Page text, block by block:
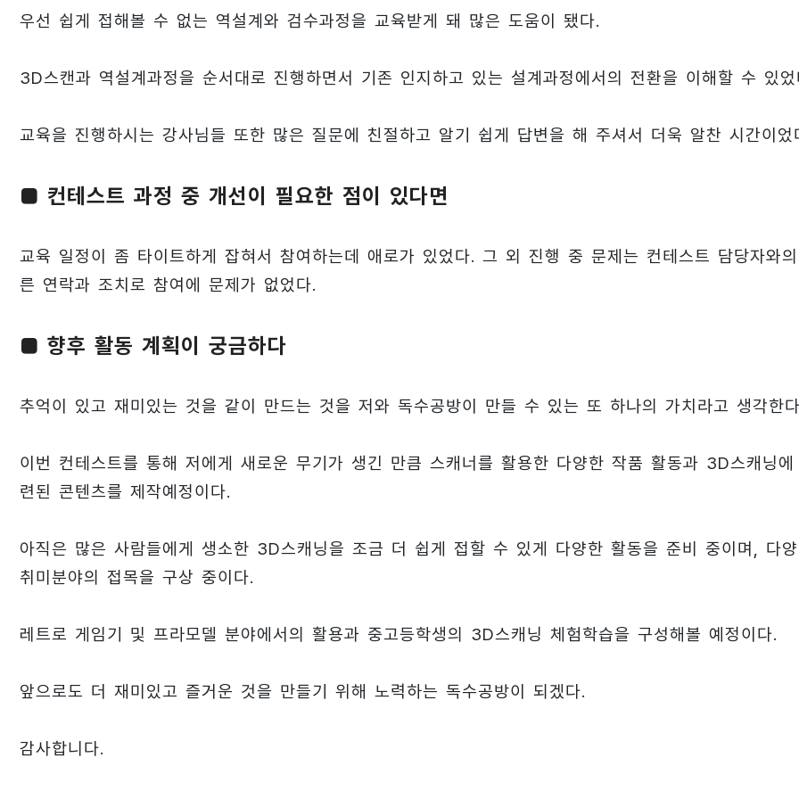
우선 쉽게 접해볼 수 없는 역설계와 검수과정을 교육받게 돼 많은 도움이 됐다.
3D스캔과 역설계과정을 순서대로 진행하면서 기존 인지하고 있는 설계과정에서의 전환을 이해할 수 있었
교육을 진행하시는 강사님들 또한 많은 질문에 친절하고 알기 쉽게 답변을 해 주셔서 더욱 알찬 시간이었
■ 컨테스트 과정 중 개선이 필요한 점이 있다면
교육 일정이 좀 타이트하게 잡혀서 참여하는데 애로가 있었다. 그 외 진행 중 문제는 컨테스트 담당자와
른 연락과 조치로 참여에 문제가 없었다.
■ 향후 활동 계획이 궁금하다
추억이 있고 재미있는 것을 같이 만드는 것을 저와 독수공방이 만들 수 있는 또 하나의 가치라고 생각한
이번 컨테스트를 통해 저에게 새로운 무기가 생긴 만큼 스캐너를 활용한 다양한 작품 활동과 3D스캐닝에
련된 콘텐츠를 제작예정이다.
아직은 많은 사람들에게 생소한 3D스캐닝을 조금 더 쉽게 접할 수 있게 다양한 활동을 준비 중이며, 다
취미분야의 접목을 구상 중이다.
레트로 게임기 및 프라모델 분야에서의 활용과 중고등학생의 3D스캐닝 체험학습을 구성해볼 예정이다.
앞으로도 더 재미있고 즐거운 것을 만들기 위해 노력하는 독수공방이 되겠다.
감사합니다.